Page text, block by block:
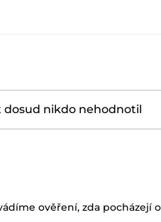
dosud nikdo nehodnotil
ověření, zda